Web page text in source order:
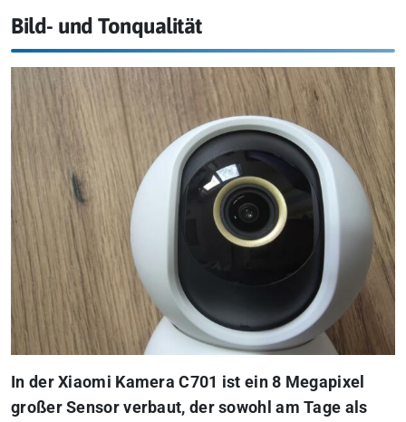
Bild- und Tonqualität
In der Xiaomi Kamera C701 ist ein 8 Megapixel
großer Sensor verbaut, der sowohl am Tage als